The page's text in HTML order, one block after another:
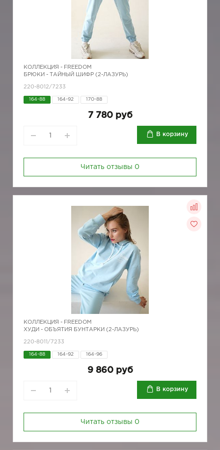
КОЛЛЕКЦИЯ - FREEDOM
БРЮКИ - ТАЙНЫЙ ШИФР (2-ЛАЗУРЬ)
220-8012/7233
164-88 164-92 170-88
7 780 руб
В корзину
Читать отзывы 0
КОЛЛЕКЦИЯ - FREEDOM
ХУДИ - ОБЪЯТИЯ БУНТАРКИ (2-ЛАЗУРЬ)
220-8011/7233
164-88 164-92 164-96
9 860 руб
В корзину
Читать отзывы 0